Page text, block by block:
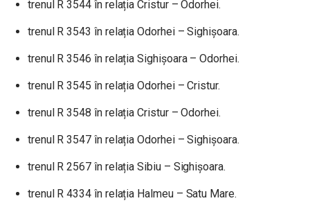
trenul R 3544 în relația Cristur – Odorhei.
trenul R 3543 în relația Odorhei – Sighișoara.
trenul R 3546 în relația Sighișoara – Odorhei.
trenul R 3545 în relația Odorhei – Cristur.
trenul R 3548 în relația Cristur – Odorhei.
trenul R 3547 în relația Odorhei – Sighișoara.
trenul R 2567 în relația Sibiu – Sighișoara.
trenul R 4334 în relația Halmeu – Satu Mare.